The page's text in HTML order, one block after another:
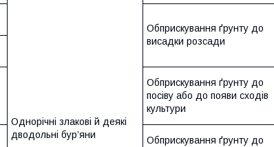
Однорічні злакові й деякі
дводольні бур’яни
Обприскування ґрунту до
висадки розсади
Обприскування ґрунту до
посіву або до появи сходів
культури
Обприскування ґрунту до